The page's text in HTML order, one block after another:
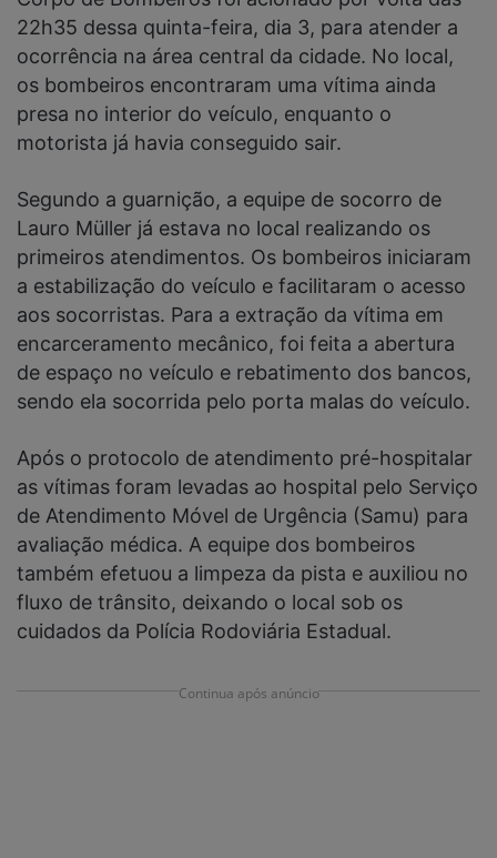
22h35 dessa quinta-feira, dia 3, para atender a
ocorrência na área central da cidade. No local,
os bombeiros encontraram uma vítima ainda
presa no interior do veículo, enquanto o
motorista já havia conseguido sair.
Segundo a guarnição, a equipe de socorro de
Lauro Müller já estava no local realizando os
primeiros atendimentos. Os bombeiros iniciaram
a estabilização do veículo e facilitaram o acesso
aos socorristas. Para a extração da vítima em
encarceramento mecânico, foi feita a abertura
de espaço no veículo e rebatimento dos bancos,
sendo ela socorrida pelo porta malas do veículo.
Após o protocolo de atendimento pré-hospitalar
as vítimas foram levadas ao hospital pelo Serviço
de Atendimento Móvel de Urgência (Samu) para
avaliação médica. A equipe dos bombeiros
também efetuou a limpeza da pista e auxiliou no
fluxo de trânsito, deixando o local sob os
cuidados da Polícia Rodoviária Estadual.
Continua após anúncio